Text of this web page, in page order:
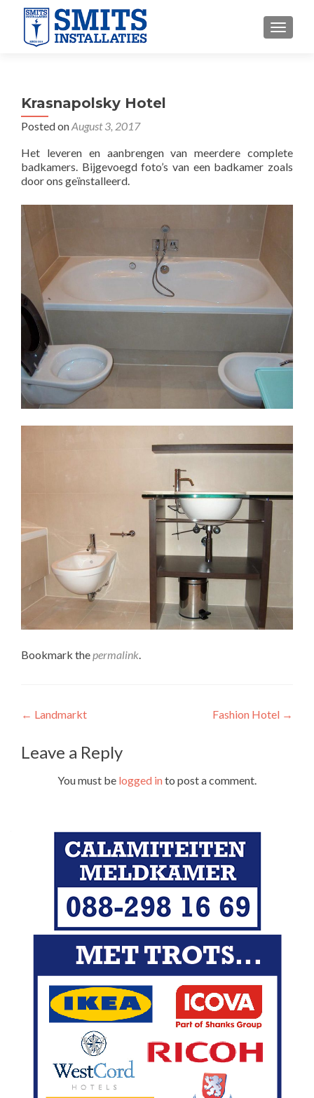
Krasnapolsky Hotel
Posted onAugust 3, 2017
Het leveren en aanbrengen van meerdere complete
badkamers. Bijgevoegd foto’s van een badkamer zoals
door ons geïnstalleerd.
Bookmark thepermalink.
Post
navigation
← Landmarkt Fashion Hotel →
Leave a Reply
You must be logged into post a comment.